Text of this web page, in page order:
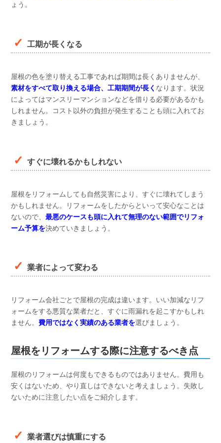
ょう。
工期が長くなる
屋根の色を塗り替える工事であれば期間は長くありませんが、
素材をすべて取り換える場合、工期期間が長く なります。状況
によってはマンスリーマンションなどを借りる必要があるかも
しれません。コスト以外の負担が発生することも頭に入れてお
きましょう。
すぐに壊れるかもしれない
屋根をリフォームしても自然災害により、すぐに壊れてしまう
かもしれません。リフォームをしたからといって安心なことは
ないので、 最悪のケースも頭に入れて無理のない範囲でリフォ
ーム予算を決めていきましょう。
業者によって変わる
リフォーム会社ごとで屋根の完成は違います。いい加減なリフ
ォームをする悪質な業者だと、すぐに雨漏れを起こすかもしれ
ません。 費用ではなく実績のある業者を選びましょう。
屋根をリフォームする際に注意するべき点
屋根のリフォームは何度もできるものではありません。費用も
安くはないため、やり直しはできないと考えましょう。失敗し
ないために注意したい点をご紹介します。
業者選びは慎重にする